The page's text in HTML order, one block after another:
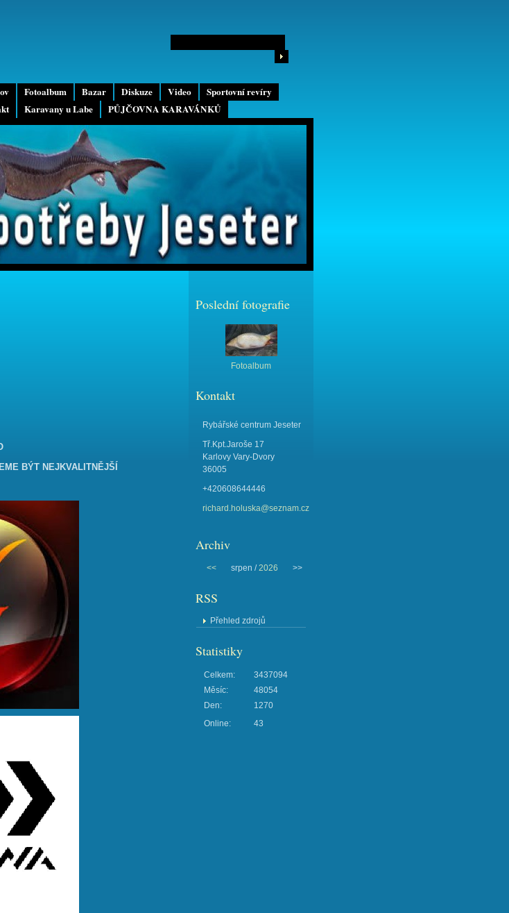
Fotoalbum Bazar Diskuze Video
Sportovní revíry
Karavany u Labe PŮJČOVNA KARAVÁNKŮ
BÝT NEJKVALITNĚJŠÍ
Poslední fotografie
Fotoalbum
Kontakt
Rybářské centrum Jeseter
Tř.Kpt.Jaroše 17
Karlovy Vary-Dvory
36005
+420608644446
richard.holuska@seznam.cz
Archiv
<< srpen /2026 >>
RSS
Přehled zdrojů
Statistiky
Online: 43
Celkem:
3437094
Měsíc:
48054
Den:
1270